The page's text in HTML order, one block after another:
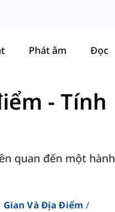
Phát âm Đọc
- Tính
quan đến một hành
Gian Và Địa Điểm